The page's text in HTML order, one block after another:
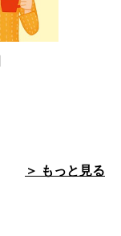
＞ もっと見る